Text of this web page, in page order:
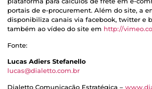
portais de e-procurement. Além do site, a
disponibiliza canais via facebook, twitter e
também ao vídeo do site em http://
Fonte:
Lucas Adiers Stefanello
lucas@dialetto.com.br
Dialetto Comunicação Estratégica –